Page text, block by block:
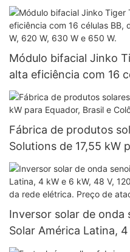
Módulo bifacial Jinko
alta eficiência com 16
potências de 590 W,
Fábrica de produtos
Solutions de 17,55 kW
Colômbia, sistema off-
Inversor solar de onda
Solar América Latina, 4
V, para sistemas